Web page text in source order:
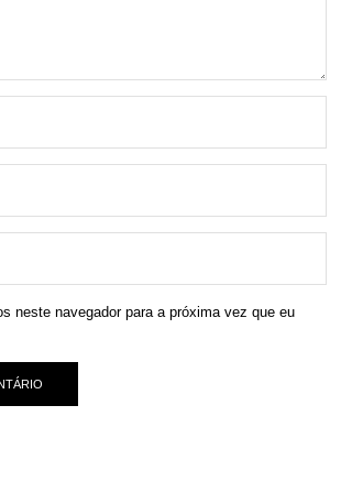
neste navegador para a próxima vez que eu